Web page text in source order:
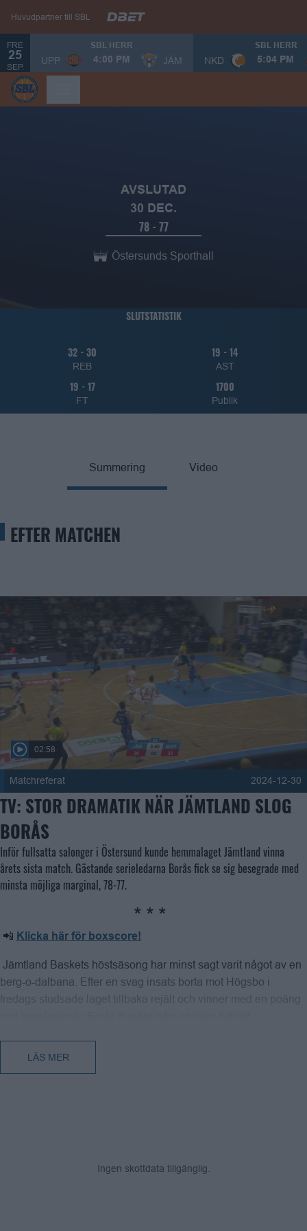
Huvudpartner till SBL
FRE
25
SEP.
SBL HERR
UPP 4:00 PM JÄM
SBL HERR
NKD 5:04 PM
Jämtland Basket - Borås
AVSLUTAD
30 DEC.
78- 77
Östersunds Sporthall
SLUTSTATISTIK
32 -30
REB
19 -14
AST
19 -17
FT
1700
Publik
Summering Video
EFTER MATCHEN
TV: STOR DRAMATIK NÄR JÄMTLAND SLOG
BORÅS
Inför fullsatta salonger i Östersund kunde hemmalaget Jämtland vinna
årets sista match. Gästande serieledarna Borås fick se sig besegrade med
minsta möjliga marginal, 78-77.
📲 Klicka här för boxscore!
berg-o-dalbana. Efter en svag insats borta mot Högsbo i
fredags studsade laget tillbaka rejält och vinner med en poäng
nollades under matchen sista två minuter. Denzel George blev
LÄS MER
02:58
Matchreferat 2024-12-30
Ingen skottdata tillgänglig.